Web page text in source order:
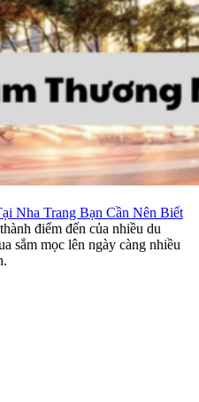
Nha Trang Bạn Cần Nên Biết
điểm đến của nhiều du
sắm mọc lên ngày càng nhiều